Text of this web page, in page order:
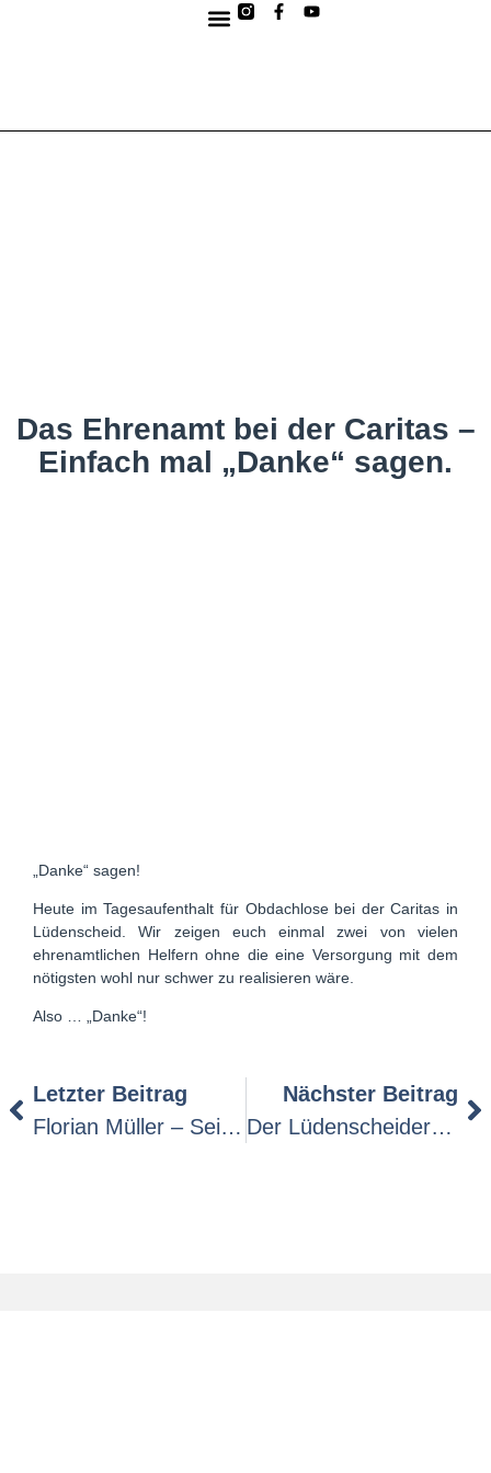
Das Ehrenamt bei der Caritas –
Einfach mal „Danke“ sagen.
„Danke“ sagen!
Heute im Tagesaufenthalt für Obdachlose bei der Caritas in
Lüdenscheid. Wir zeigen euch einmal zwei von vielen
ehrenamtlichen Helfern ohne die eine Versorgung mit dem
nötigsten wohl nur schwer zu realisieren wäre.
Also … „Danke“!
Letzter Beitrag
Florian Müller – Seine Themen Für Berlin
Nächster Beitrag
Der Lüdenscheider Beim THW – Einfach Mal „Danke“ Sagen.